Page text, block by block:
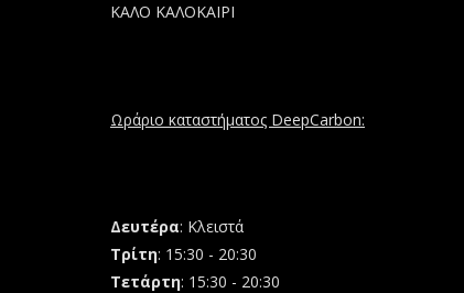
ΚΑΛΟ ΚΑΛΟΚΑΙΡΙ
Ωράριο καταστήματος DeepCarbon:
Δευτέρα: Κλειστά
Τρίτη: 15:30 - 20:30
Τετάρτη: 15:30 - 20:30